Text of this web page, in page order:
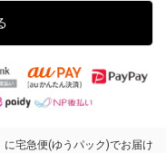
に宅急便(ゆうパック)でお届け